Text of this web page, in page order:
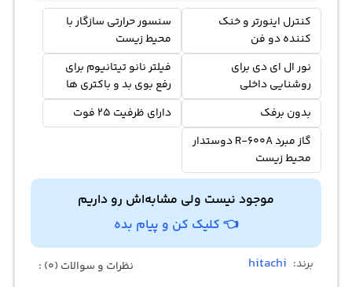
کنترل اینورتر و خنک
کننده دو فن
سنسور حرارتی سازگار با
محیط زیست
نور ال ای دی برای
روشنایی داخلی
فیلتر نانو تیتانیوم برای
رفع بوی بد و باکتری ها
بدون برفک
دارای ظرفیت 25 فوت
گاز مبرد R-600A دوستدار
محیط زیست
موجود نیست ولی مشابه‌اش رو داریم
👈 کلیک کن و پیام بده
برند: hitachi نظرات و سوالات (0) :